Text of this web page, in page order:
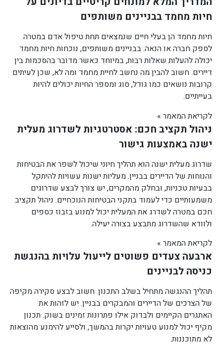
חיות מחמד בבניינים משותפים
חיות מחמד הן בעלי חיים שנמצאים תחת טיפול אדם במטרה
לספק חברה או הנאה. בבניינים משותפים, נוכחות חיות מחמד
יכולה להעלות שאלות רבות, במיוחד כאשר מדובר בהסכמות בין
דיירים. חשוב להבין מה נחשב לחיית מחמד ומה לא, שכן לעיתים
קרובות נושאים כמו גודל, סוג ומספר החיות יכולים להיות
בעייתיים.
לקריאת המאמר »
ניהול תקציב חכם: אסטרטגיות לשדרוג מעלית
ישנה באמצעות גישור
שדרוג מעלית ישנה הוא תהליך חיוני שיכול לשפר את הבטיחות
והנוחות של הדיירים בבניין. מעליות ישנות עשויות להיתקל
בבעיות טכניות, ובחלק מהמקרים, יש צורך לבצע שדרוגים
משמעותיים כדי לעמוד בתקני הבטיחות הנוכחיים. ניהול תקציב
חכם במטרה לשדרג את המעלית יכול למנוע בזבוז כספים
ולוודא שהשדרוג מתבצע בצורה יעילה.
לקריאת המאמר »
ארבעה צעדים פשוטים לייעול עלויות בהנגשת
כניסה לבניינים
תהליך ההנגשה מתחיל בשלב התכנון. חשוב לבצע סקירה מקיפה
של הצרכים של הדיירים והמבקרים בבניין. יש לזהות את
האתגרים הקיימים ולבדוק אילו פתרונות זמינים בשוק. תכנון
מקיף יכול למנוע טעויות יקרות בהמשך, ולסייע להימנע מהוצאות
לא מתוכננות.